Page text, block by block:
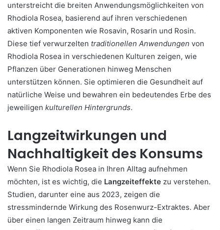
unterstreicht die breiten Anwendungsmöglichkeiten von
Rhodiola Rosea, basierend auf ihren verschiedenen
aktiven Komponenten wie Rosavin, Rosarin und Rosin.
Diese tief verwurzelten traditionellen Anwendungen von
Rhodiola Rosea in verschiedenen Kulturen zeigen, wie
Pflanzen über Generationen hinweg Menschen
unterstützen können. Sie optimieren die Gesundheit auf
natürliche Weise und bewahren ein bedeutendes Erbe des
jeweiligen kulturellen Hintergrunds.
Langzeitwirkungen und
Nachhaltigkeit des Konsums
Wenn Sie Rhodiola Rosea in Ihren Alltag aufnehmen
möchten, ist es wichtig, die Langzeiteffekte zu verstehen.
Studien, darunter eine aus 2023, zeigen die
stressmindernde Wirkung des Rosenwurz-Extraktes. Aber
über einen langen Zeitraum hinweg kann die